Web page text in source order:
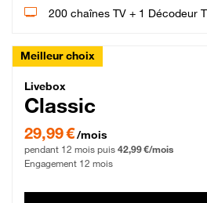
200 chaînes TV + 1 Décodeur
Meilleur choix
Livebox Classic Fibre
Livebox
Classic
29,99 € par mois pendant 12 mois puis
29,99 €/mois
pendant 12 mois puis 42,99 €/mois
Engagement 12 mois